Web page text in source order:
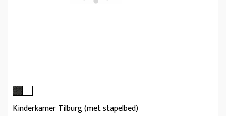
Kinderkamer Tilburg (met stapelbed)